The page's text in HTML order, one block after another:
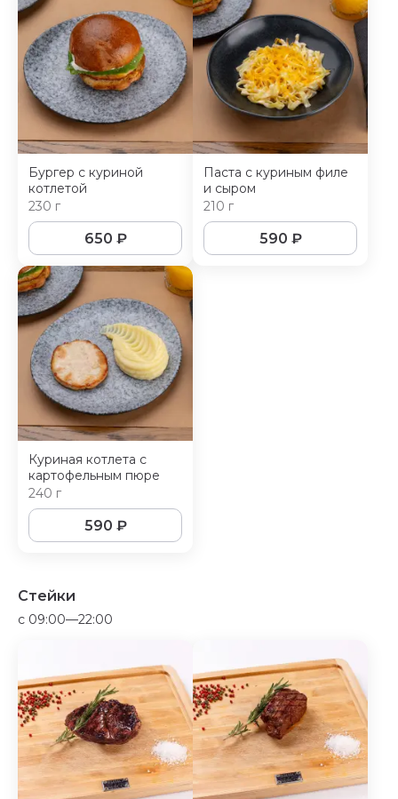
Бургер с куриной
котлетой
230 г
650 ₽
Паста с куриным филе
и сыром
210 г
590 ₽
Куриная котлета с
картофельным пюре
240 г
590 ₽
Стейки
c 09:00—22:00